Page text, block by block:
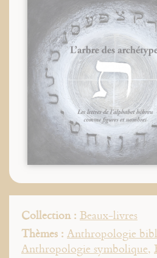
Collection : Beaux-livres
Thèmes : Anthropologie
Anthropologie symbolique,